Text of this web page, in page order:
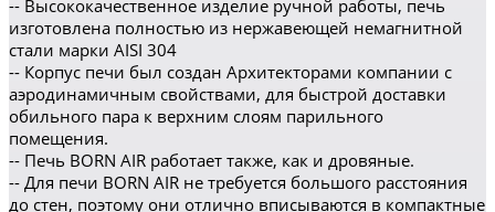
-- Высококачественное изделие ручной работы, печь
изготовлена полностью из нержавеющей немагнитной
стали марки AISI 304
-- Корпус печи был создан Архитекторами компании с
аэродинамичным свойствами, для быстрой доставки
обильного пара к верхним слоям парильного
помещения.
-- Печь BORN AIR работает также, как и дровяные.
-- Для печи BORN AIR не требуется большого расстояния
до стен, поэтому они отлично вписываются в компактные